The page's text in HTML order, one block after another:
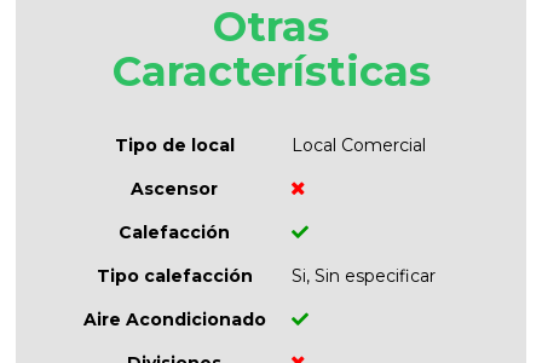
Otras
Características
Tipo de local
Local Comercial
Ascensor
Calefacción
Tipo calefacción
Si, Sin especificar
Aire Acondicionado